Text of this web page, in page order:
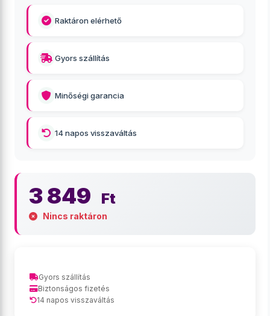
Raktáron elérhető
Gyors szállítás
Minőségi garancia
14 napos visszaváltás
3 849 Ft
Nincs raktáron
Gyors szállítás
Biztonságos fizetés
14 napos visszaváltás